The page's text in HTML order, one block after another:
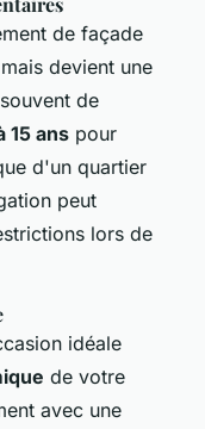
de façade
devient une
de
15 ans pour
d'un quartier
peut
lors de
idéale
de votre
avec une